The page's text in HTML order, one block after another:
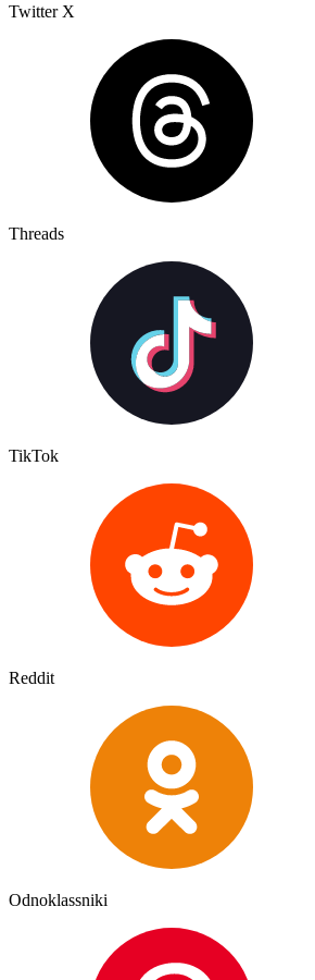
Twitter X
Threads
TikTok
Reddit
Odnoklassniki